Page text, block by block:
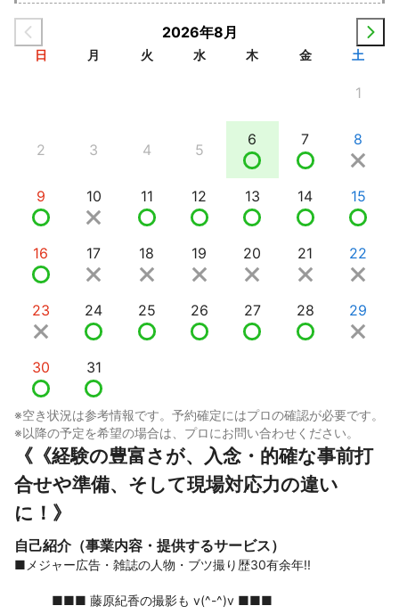
2026年8月
日 月 火 水 木 金 土
1
2 3 4 5
6 7 8
9 10 11 12 13 14 15
16 17 18 19 20 21 22
23 24 25 26 27 28 29
30 31
※空き状況は参考情報です。予約確定にはプロの確認が必要です。
※以降の予定を希望の場合は、プロにお問い合わせください。
《《経験の豊富さが、入念・的確な事前打
合せや準備、そして現場対応力の違い
に！》
自己紹介（事業内容・提供するサービス）
■メジャー広告・雑誌の人物・ブツ撮り歴30有余年!!
■■■ 藤原紀香の撮影も v(^-^)v ■■■